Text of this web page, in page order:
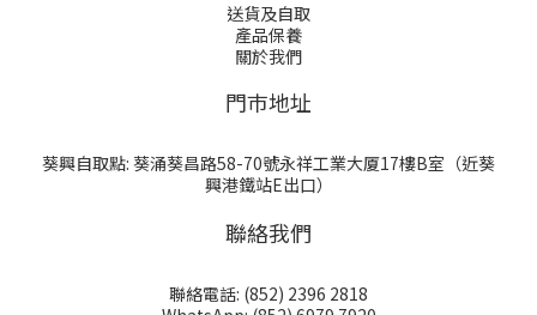
送貨及自取
產品保養
關於我們
門巿地址
葵興自取點: 葵涌葵昌路58-70號永祥工業大厦17樓B室（近葵
興港鐵站E出口）
聯絡我們
聯絡電話: (852) 2396 2818